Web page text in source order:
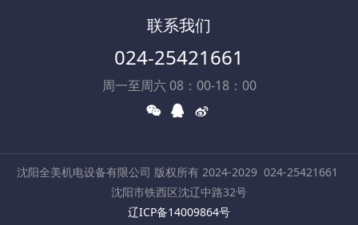
联系我们
024-25421661
周一至周六 08：00-18：00
沈阳全美机电设备有限公司 版权所有 2024-2029 024-25421661
沈阳市铁西区沈辽中路32号
辽ICP备14009864号